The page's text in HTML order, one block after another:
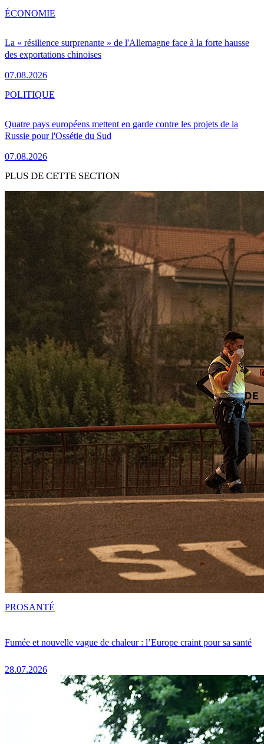
La « résilience surprenante » de l'Allemagne face à la forte hausse
des exportations chinoises
07.08.2026
ÉCONOMIE
Quatre pays européens mettent en garde contre les projets de la
Russie pour l'Ossétie du Sud
07.08.2026
POLITIQUE
PLUS DE CETTE SECTION
Fumée et nouvelle vague de chaleur : l’Europe craint pour sa santé
28.07.2026
PROSANTÉ